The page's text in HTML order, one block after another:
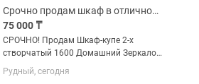
Срочно продам шкаф в отличном состоянии
75 000 ₸
СРОЧНО! Продам Шкаф-купе 2-х
створчатый 1600 Домашний Зеркало/
ЛДСП, Ясень Анкор светлый.
Состояние идеальное, в
Рудный, сегодня